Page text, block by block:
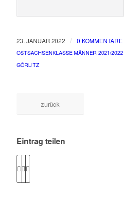
23. JANUAR 2022 / 0 KOMMENTARE
/
OSTSACHSENKLASSE MÄNNER 2021/2022
GÖRLITZ
zurück
Eintrag teilen